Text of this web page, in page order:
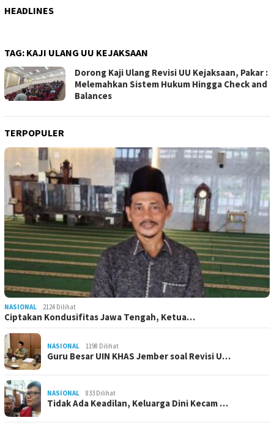
HEADLINES
TAG: KAJI ULANG UU KEJAKSAAN
Dorong Kaji Ulang Revisi UU Kejaksaan, Pakar :
Melemahkan Sistem Hukum Hingga Check and
Balances
TERPOPULER
NASIONAL 2124 Dilihat
Ciptakan Kondusifitas Jawa Tengah, Ketua…
NASIONAL 1198 Dilihat
Guru Besar UIN KHAS Jember soal Revisi U…
NASIONAL 833 Dilihat
Tidak Ada Keadilan, Keluarga Dini Kecam …